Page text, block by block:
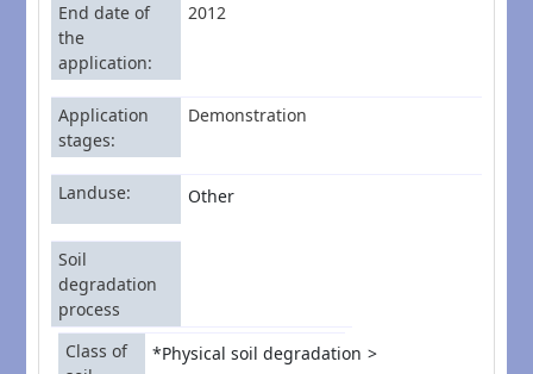
End date of
the
application
2012
Application
stages
Demonstration
Landuse Other
Soil
degradation
process
Class of
*Physical soil degradation